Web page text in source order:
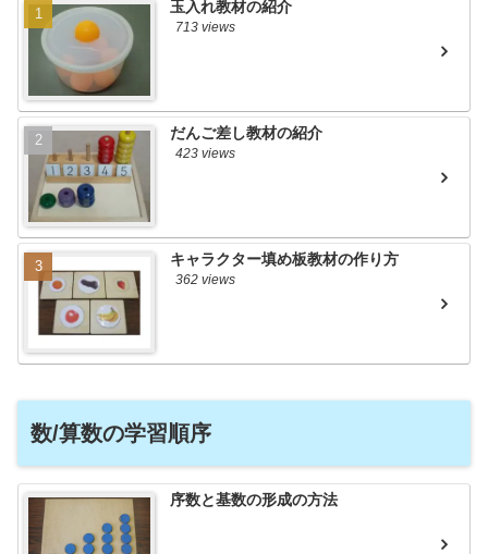
玉入れ教材の紹介
713 views
だんご差し教材の紹介
423 views
キャラクター填め板教材の作り方
362 views
数/算数の学習順序
序数と基数の形成の方法